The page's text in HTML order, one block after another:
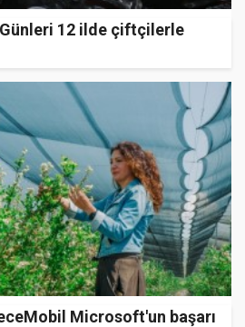
12 ilde çiftçilerle
Microsoft'un başarı